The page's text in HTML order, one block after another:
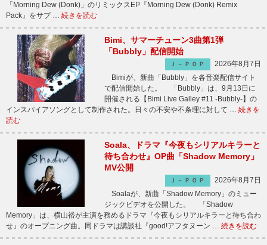
「Morning Dew (Donk)」のリミックスEP『Morning Dew (Donk) Remix
Pack』をサプ … 続きを読む
Bimi、サマーチューン3曲第1弾
「Bubbly」配信開始
Ｊ－ＰＯＰ
2026年8月7日
Bimiが、新曲「Bubbly」を各音楽配信サイト
で配信開始した。 「Bubbly」は、9月13日に
開催される【Bimi Live Galley #11 -Bubbly-】の
インスパイアソングとして制作された。日々の不安や不条理に対して … 続きを
読む
Soala、ドラマ『今夜もシリアルキラーと
待ち合わせ』OP曲「Shadow Memory」
MV公開
Ｊ－ＰＯＰ
2026年8月7日
Soalaが、新曲「Shadow Memory」のミュー
ジックビデオを公開した。 「Shadow
Memory」は、横山裕が主演を務めるドラマ『今夜もシリアルキラーと待ち合わ
せ』のオープニング曲。同ドラマは講談社『good!アフタヌーン … 続きを読む